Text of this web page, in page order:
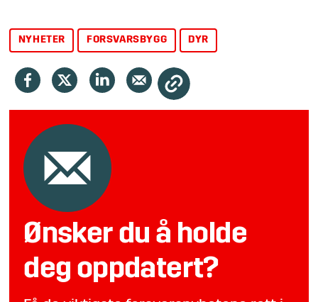
NYHETER FORSVARSBYGG DYR
Ønsker du å holde
deg oppdatert?